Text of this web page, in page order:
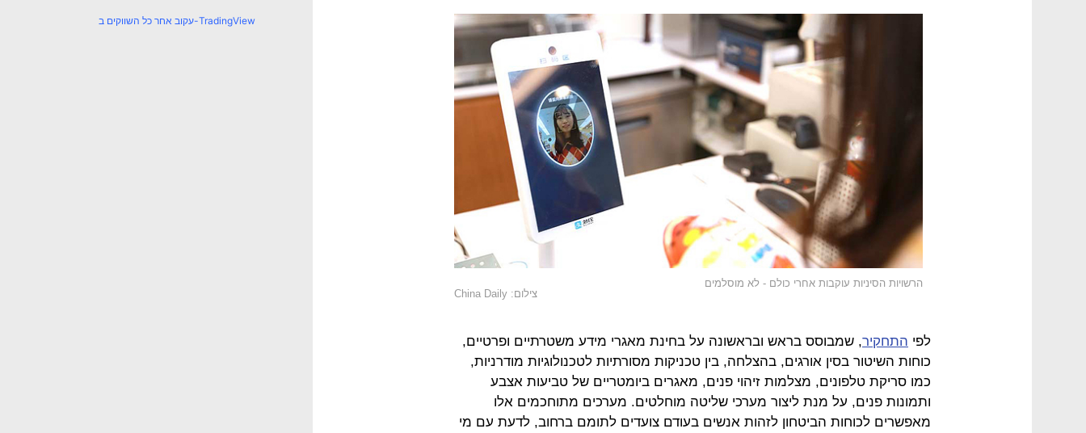
הרשויות הסיניות עוקבות אחרי כולם - לא מוסלמים
צילום: China Daily
לפי התחקיר, שמבוסס בראש ובראשונה על בחינת מאגרי מידע משטרתיים ופרטיים,
כוחות השיטור בסין אורגים, בהצלחה, בין טכניקות מסורתיות לטכנולוגיות מודרניות,
כמו סריקת טלפונים, מצלמות זיהוי פנים, מאגרים ביומטריים של טביעות אצבע
ותמונות פנים, על מנת ליצור מערכי שליטה מוחלטים. מערכים מתוחכמים אלו
מאפשרים לכוחות הביטחון לזהות אנשים בעודם צועדים לתומם ברחוב, לדעת עם מי
עקוב אחר כל השווקים ב-TradingView